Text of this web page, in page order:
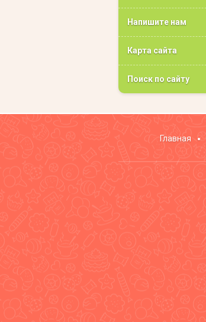
Напишите нам
Карта сайта
Поиск по сайту
Главная